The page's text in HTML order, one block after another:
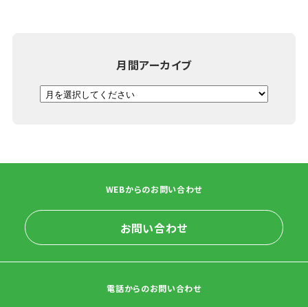
月間アーカイブ
WEBからのお問い合わせ
お問い合わせ
電話からのお問い合わせ